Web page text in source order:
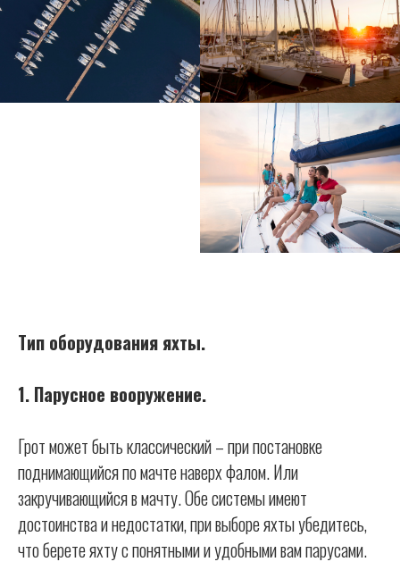
Тип оборудования яхты.
1. Парусное вооружение.
Грот может быть классический – при постановке
поднимающийся по мачте наверх фалом. Или
закручивающийся в мачту. Обе системы имеют
достоинства и недостатки, при выборе яхты убедитесь,
что берете яхту с понятными и удобными вам парусами.